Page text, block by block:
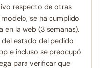
respecto de otras
se ha cumplido
en la web (3 semanas).
del estado del pedido
e incluso se preocupó
para verificar que